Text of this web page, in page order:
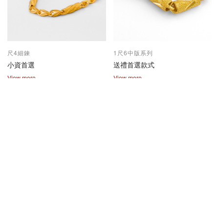
尺4細鍊
小資首選
View more
1尺6中版系列
送禮首選款式
View more